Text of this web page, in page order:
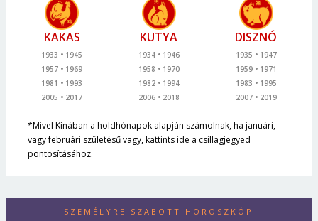
KAKAS
1933
1945
1957
1969
1981
1993
2005
2017
KUTYA
1934
1946
1958
1970
1982
1994
2006
2018
DISZNÓ
1935
1947
1959
1971
1983
1995
2007
2019
*Mivel Kínában a holdhónapok alapján számolnak, ha januári,
vagy februári születésű vagy, kattints ide a csillagjegyed
pontosításához.
SZEMÉLYRE SZABOTT HOROSZKÓP